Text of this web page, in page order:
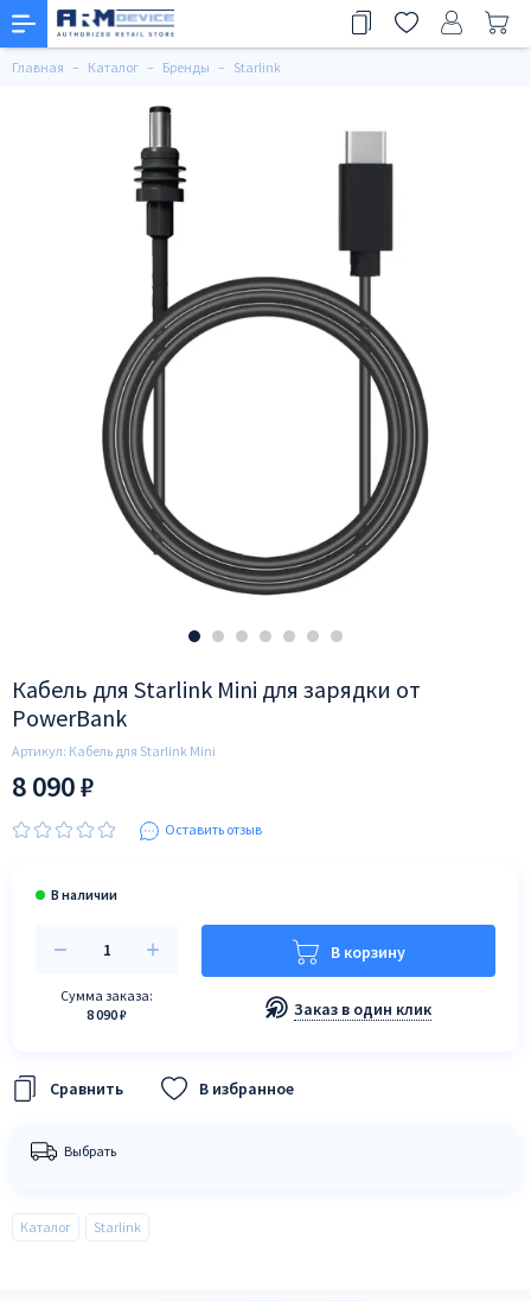
Главная Каталог Бренды Starlink
Кабель для Starlink Mini для зарядки от
PowerBank
Артикул: Кабель для Starlink Mini
8 090 ₽
Оставить отзыв
Сумма заказа:
8 090 ₽
В корзину
Заказ в один клик
В избранное
Выбрать
Каталог Starlink